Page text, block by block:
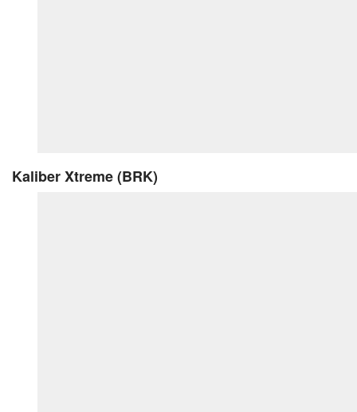
Kaliber Xtreme (BRK)